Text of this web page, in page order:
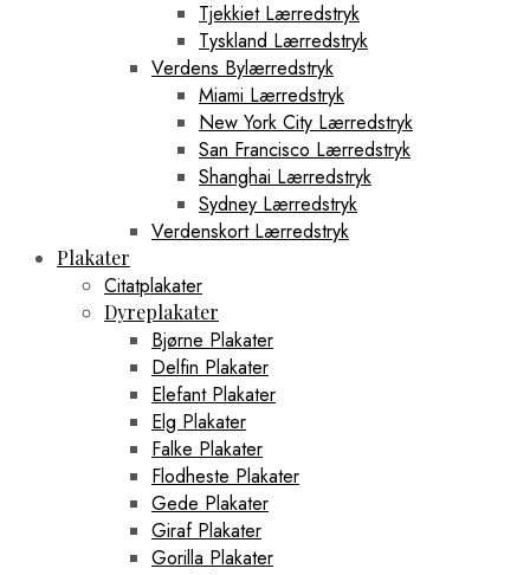
Tjekkiet Lærredstryk
Tyskland Lærredstryk
Verdens Bylærredstryk
Miami Lærredstryk
New York City Lærredstryk
San Francisco Lærredstryk
Shanghai Lærredstryk
Sydney Lærredstryk
Verdenskort Lærredstryk
Plakater
Citatplakater
Dyreplakater
Bjørne Plakater
Delfin Plakater
Elefant Plakater
Elg Plakater
Falke Plakater
Flodheste Plakater
Gede Plakater
Giraf Plakater
Gorilla Plakater